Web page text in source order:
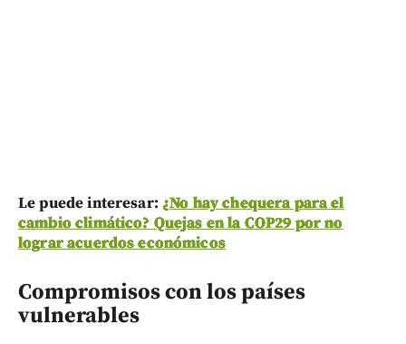
Le puede interesar: ¿No hay chequera para el
cambio climático? Quejas en la COP29 por no
lograr acuerdos económicos
Compromisos con los países
vulnerables